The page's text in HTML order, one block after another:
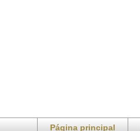
Página principal